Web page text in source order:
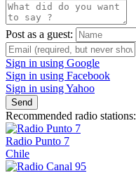
Post as a guest:
Sign in using Google
Sign in using Facebook
Sign in using Yahoo
Send
Recommended radio stations:
Radio Punto 7
Chile